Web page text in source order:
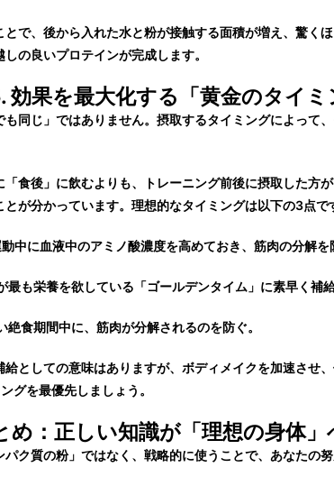
で、後から入れた水と粉が接触する面積が増え、驚く
の良いプロテインが完成します。
効果を最大化する「黄金のタイミ
も同じ」ではありません。摂取するタイミングによって
食後」に飲むよりも、 トレーニング前後に摂取した方
が分かっています。理想的なタイミングは以下の3点で
中に血液中のアミノ酸濃度を高めておき、筋肉の分解を
最も栄養を欲している「ゴールデンタイム」に素早く補給
絶食期間中に、筋肉が分解されるのを防ぐ。
給としての意味はありますが、ボディメイクを加速させ
グを最優先しましょう。
め：正しい知識が「理想の身体」
パク質の粉」ではなく、戦略的に使うことで、あなたの